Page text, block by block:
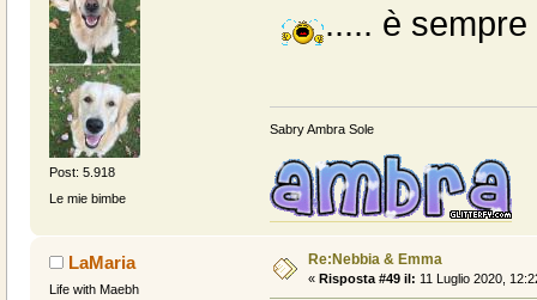
Post: 5.918
Le mie bimbe
..... è
Sabry Ambra Sole
LaMaria
Life with Maebh
Re:Nebbia & Emma
« Risposta #49 il: 11 Luglio 2020,